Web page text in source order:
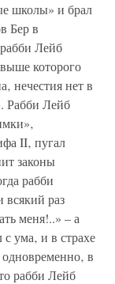
школы» и брал
Бер в
Лейб
которого
нечестия нет в
Рабби Лейб
II‚ пугал
законы
рабби
всякий раз
меня!..» – а
ума‚ и в страхе
в
рабби Лейб